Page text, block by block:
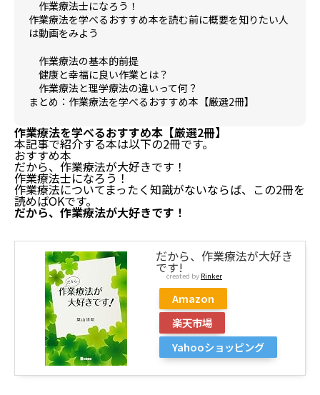
作業療法士になろう！
作業療法を学べるおすすめ本を読む前に概要を知りたい人
は動画をみよう
作業療法の基本的前提
健康と幸福に良い作業とは？
作業療法と理学療法の違いって何？
まとめ：作業療法を学べるおすすめ本【厳選2冊】
作業療法を学べるおすすめ本【厳選2冊】
本記事で紹介する本は以下の2冊です。
おすすめ本
だから、作業療法が大好きです！
作業療法士になろう！
作業療法についてまったく知識がないならば、この2冊を
読めばOKです。
だから、作業療法が大好きです！
だから、作業療法が大好き
です!
created by Rinker
Amazon
楽天市場
Yahooショッピング